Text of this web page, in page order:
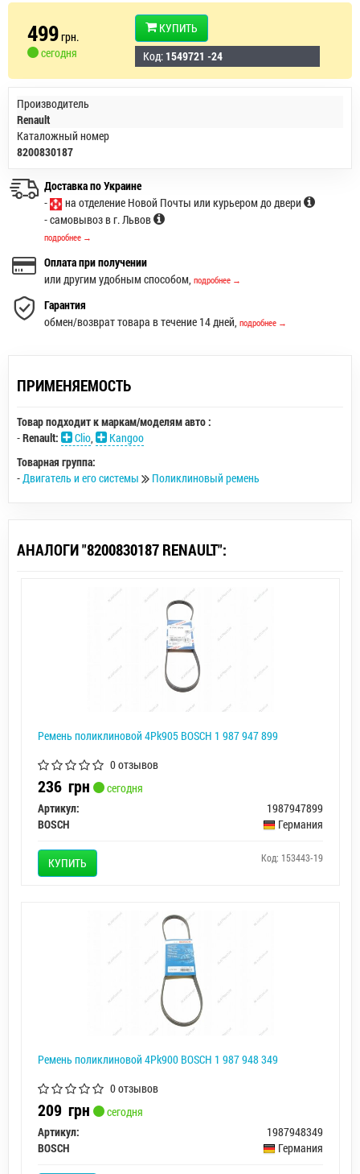
499грн.
сегодня
КУПИТЬ
Код: 1549721 -24
Производитель
Renault
Каталожный номер
8200830187
Доставка по Украине
-
на отделение Новой Почты или курьером до двери
- самовывоз в г. Львов
подробнее →
Оплата при получении
или другим удобным способом, подробнее →
Гарантия
обмен/возврат товара в течение 14 дней, подробнее →
ПРИМЕНЯЕМОСТЬ
Товар подходит к маркам/моделям авто :
-Renault: Clio,
Kangoo
Товарная группа:
-Двигатель и его системы Поликлиновый ремень
АНАЛОГИ "8200830187 RENAULT":
Ремень поликлиновой 4Pk905 BOSCH 1 987 947 899
0 отзывов
236 грн
сегодня
Артикул:
1987947899
BOSCH
Германия
КУПИТЬ Код: 153443-19
Ремень поликлиновой 4Pk900 BOSCH 1 987 948 349
0 отзывов
209 грн
сегодня
Артикул:
1987948349
BOSCH
Германия